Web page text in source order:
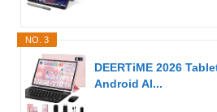
NO. 3
DEERTiME 2026
Android AI...